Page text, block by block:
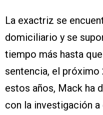
La exactriz se
domiciliario y se
tiempo más hasta
sentencia, el próximo
estos años, Mack ha
con la investigación